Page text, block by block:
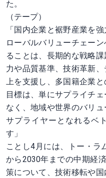
た。
（テープ）
「国内企業と裾野産業を
ローバルバリューチェー
ることは、長期的な戦略
力や品質基準、技術革新
上を支援し、多国籍企業と
目標は、単にサプライチ
なく、地域や世界のバリ
サプライヤーとなれるベ
す」
ことし4月には、トー・ラ
から2030年までの中期経
策について、技術移転や